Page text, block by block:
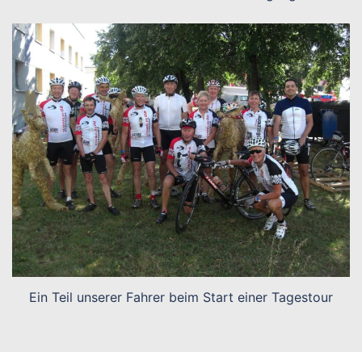
Ein Teil unserer Fahrer beim Start einer Tagestour